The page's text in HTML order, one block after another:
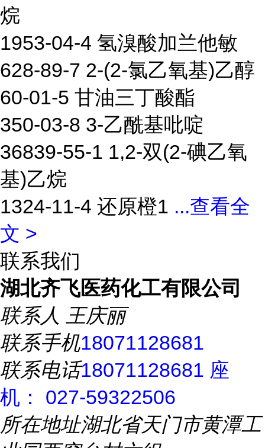
烷
1953-04-4 氢溴酸加兰他敏
628-89-7 2-(2-氯乙氧基)乙醇
60-01-5 甘油三丁酸酯
350-03-8 3-乙酰基吡啶
36839-55-1 1,2-双(2-碘乙氧
基)乙烷
1324-11-4 还原橙1 ...查看全
文 >
联系我们
湖北齐飞医药化工有限公司
联系人 王庆丽
联系手机18071128681
联系电话18071128681 座
机： 027-59322506
所在地址湖北省天门市黄潭工